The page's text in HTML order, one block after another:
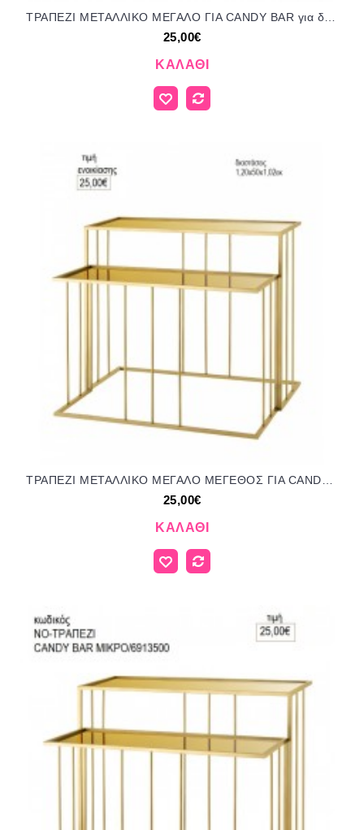
25,00€
ΚΑΛΆΘΙ
ΤΡΑΠΕΖΙ ΜΕΤΑΛΛΙΚΟ ΜΕΓΑΛΟ ΜΕΓΕΘΟΣ ΓΙΑ CANDY BAR για ενοικίαση 25.00€!!!
25,00€
ΚΑΛΆΘΙ